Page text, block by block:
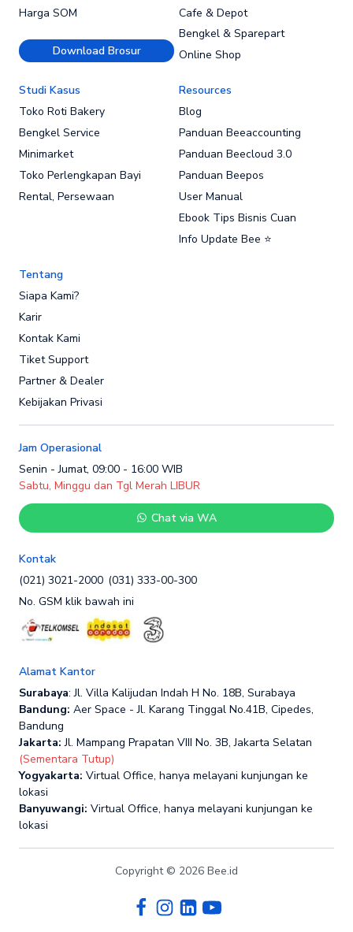
Harga SOM
Download Brosur
Cafe & Depot
Bengkel & Sparepart
Online Shop
Studi Kasus
Toko Roti Bakery
Bengkel Service
Minimarket
Toko Perlengkapan Bayi
Rental, Persewaan
Resources
Blog
Panduan Beeaccounting
Panduan Beecloud 3.0
Panduan Beepos
User Manual
Ebook Tips Bisnis Cuan
Info Update Bee ⭐
Tentang
Siapa Kami?
Karir
Kontak Kami
Tiket Support
Partner & Dealer
Kebijakan Privasi
Jam Operasional
Senin - Jumat, 09:00 - 16:00 WIB
Sabtu, Minggu dan Tgl Merah LIBUR
Chat via WA
Kontak
(021) 3021-2000 (031) 333-00-300
No. GSM klik bawah ini
Alamat Kantor
Surabaya: Jl. Villa Kalijudan Indah H No. 18B, Surabaya
Bandung: Aer Space - Jl. Karang Tinggal No.41B, Cipedes,
Bandung
Jakarta: Jl. Mampang Prapatan VIII No. 3B, Jakarta Selatan
(Sementara Tutup)
Yogyakarta: Virtual Office, hanya melayani kunjungan ke
lokasi
Banyuwangi: Virtual Office, hanya melayani kunjungan ke
lokasi
Copyright © 2026 Bee.id